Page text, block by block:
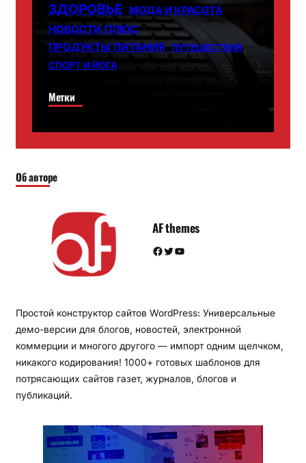
ЗДОРОВЬЕ МОДА И КРАСОТА
НОВОСТИ ПЛЮС
ПРОДУКТЫ ПИТАНИЯ ПУТЕШЕСТВИЯ
СПОРТ И ЙОГА
Метки
Об авторе
AF themes
Facebook Twitter YouTube
Простой конструктор сайтов WordPress: Универсальные
демо-версии для блогов, новостей, электронной
коммерции и многого другого — импорт одним щелчком,
никакого кодирования! 1000+ готовых шаблонов для
потрясающих сайтов газет, журналов, блогов и
публикаций.